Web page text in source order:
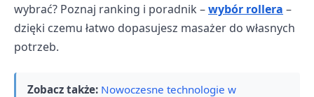
wybrać? Poznaj ranking i poradnik –wybór rollera –
dzięki czemu łatwo dopasujesz masażer do własnych
potrzeb.
Zobacz także: Nowoczesne technologie w